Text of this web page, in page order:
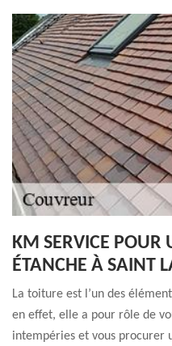
KM SERVICE POUR
ÉTANCHE À SAINT
La toiture est l’un des
en effet, elle a pour rôle de
intempéries et vous procurer